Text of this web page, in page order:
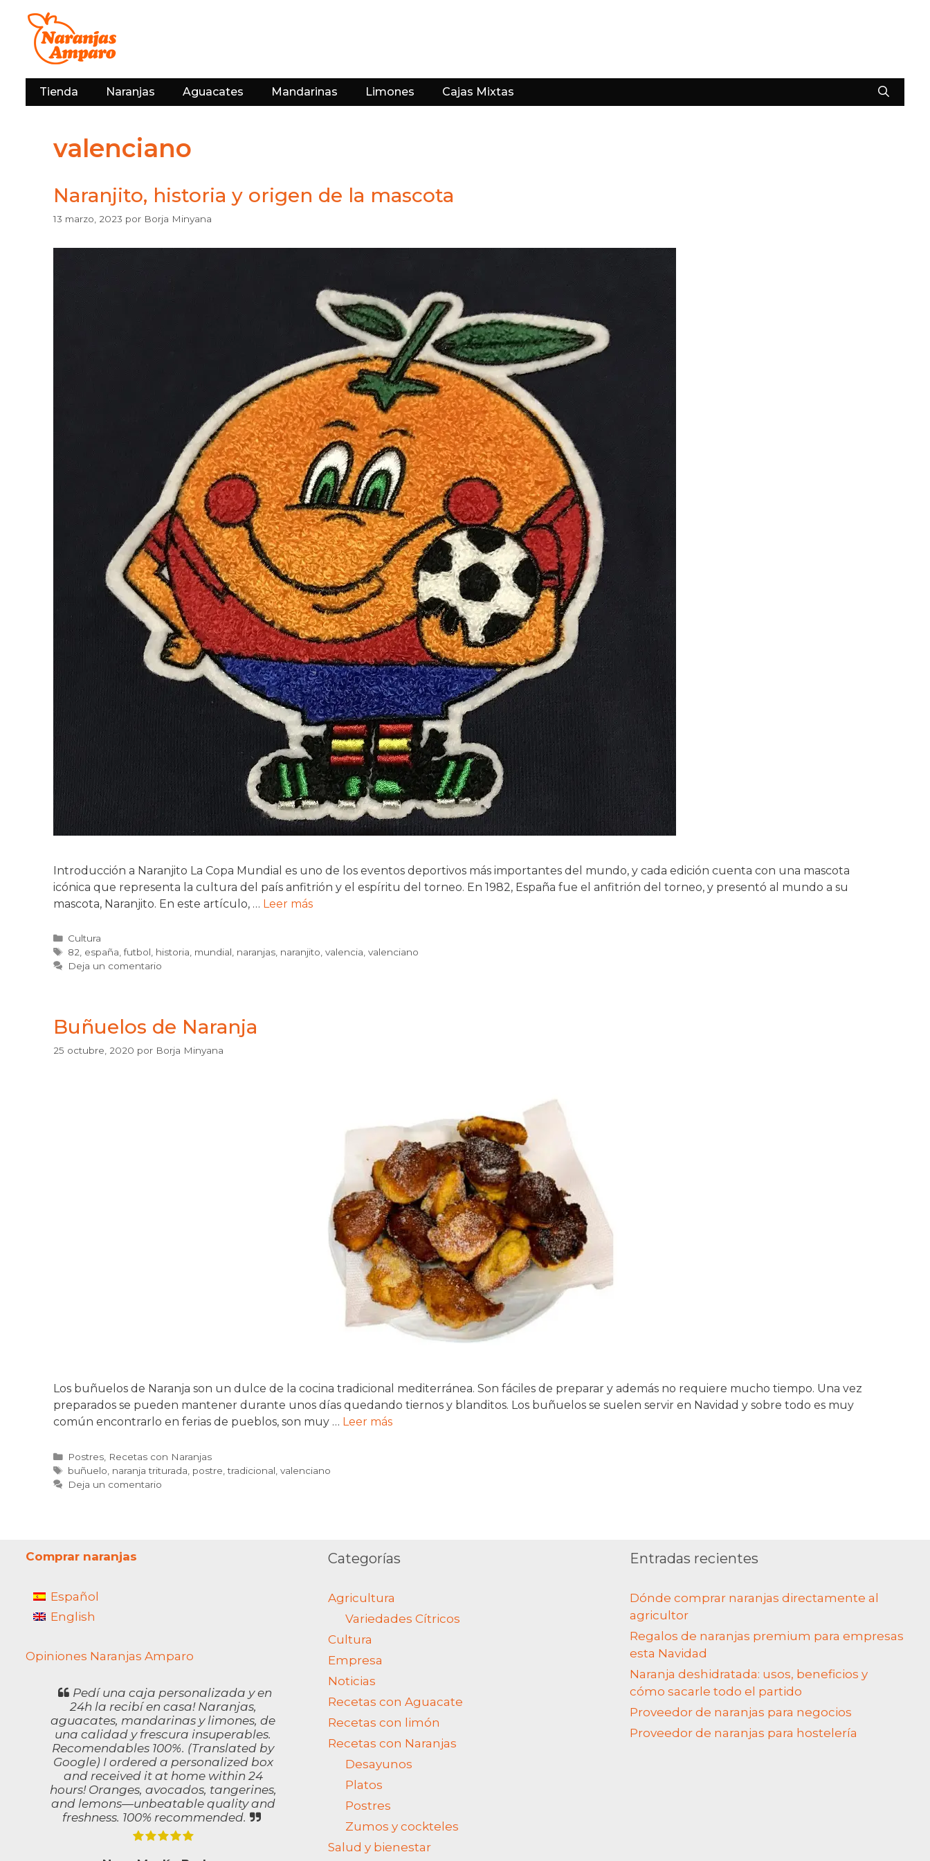
contenido
Tienda Naranjas Aguacates Mandarinas Limones Cajas Mixtas
valenciano
Naranjito, historia y origen de la mascota
13 marzo, 2023 por Borja Minyana
Introducción a Naranjito La Copa Mundial es uno de los eventos deportivos más importantes del mundo, y cada edición cuenta con una mascota
icónica que representa la cultura del país anfitrión y el espíritu del torneo. En 1982, España fue el anfitrión del torneo, y presentó al mundo a su
mascota, Naranjito. En este artículo, … Leer más
Categorías
Cultura
Etiquetas
82 españa ,futbol historia mundial naranjas naranjito ,valencia ,valenciano
Deja un comentario
Buñuelos de Naranja
25 octubre, 2020 por Borja Minyana
Los buñuelos de Naranja son un dulce de la cocina tradicional mediterránea. Son fáciles de preparar y además no requiere mucho tiempo. Una vez
preparados se pueden mantener durante unos días quedando tiernos y blanditos. Los buñuelos se suelen servir en Navidad y sobre todo es muy
común encontrarlo en ferias de pueblos, son muy … Leer más
Categorías
Postres Recetas con Naranjas
Etiquetas
buñuelo naranja triturada postre ,tradicional ,valenciano
Deja un comentario
Comprar naranjas
Español
English
Opiniones Naranjas Amparo
Compramos aguacates hace una
Semana y repetimos otra vez, con los
naranjitos se ahorra, muchas gracias !!
(Translated by Google) We bought
avocados a week ago and we're
buying them again; the little oranges
save you money, thank you so much!!
Jose Estruch
(Translated by Google) Very fast and
very good!
David Moreno
Naranjas exquisitas y trato
excelente! (Translated by Google)
Delicious oranges and excellent
service!
Categorías
Agricultura
Variedades Cítricos
Cultura
Empresa
Noticias
Recetas con Aguacate
Recetas con limón
Recetas con Naranjas
Desayunos
Platos
Postres
Zumos y cockteles
Salud y bienestar
Entradas recientes
Dónde comprar naranjas directamente al
agricultor
Regalos de naranjas premium para empresas
esta Navidad
Naranja deshidratada: usos, beneficios y
cómo sacarle todo el partido
Proveedor de naranjas para negocios
Proveedor de naranjas para hostelería